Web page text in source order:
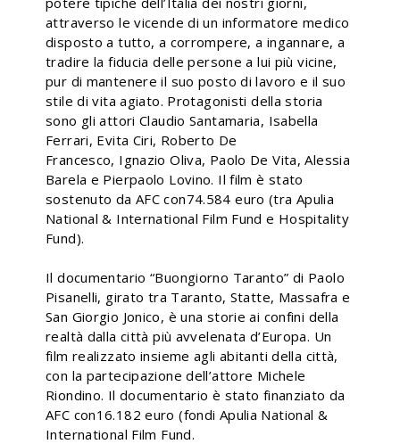
attraverso le vicende di un informatore medico
disposto a tutto, a corrompere, a ingannare, a
tradire la fiducia delle persone a lui più vicine,
pur di mantenere il suo posto di lavoro e il suo
stile di vita agiato. Protagonisti della storia
sono gli attori Claudio Santamaria, Isabella
Ferrari, Evita Ciri, Roberto De
Francesco, Ignazio Oliva, Paolo De Vita, Alessia
Barela e Pierpaolo Lovino. Il film è stato
sostenuto da AFC con74.584 euro (tra Apulia
National & International Film Fund e Hospitality
Fund).
Il documentario “Buongiorno Taranto” di Paolo
Pisanelli, girato tra Taranto, Statte, Massafra e
San Giorgio Jonico, è una storie ai confini della
realtà dalla città più avvelenata d’Europa. Un
film realizzato insieme agli abitanti della città,
con la partecipazione dell’attore Michele
Riondino. Il documentario è stato finanziato da
AFC con16.182 euro (fondi Apulia National &
International Film Fund.